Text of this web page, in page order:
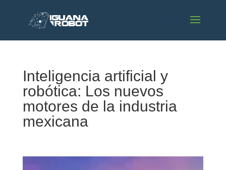
Inteligencia artificial y
robótica: Los nuevos
motores de la industria
mexicana